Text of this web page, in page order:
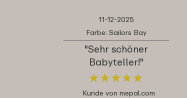
11-12-2025
Farbe: Sailors Bay
"Sehr schöner
Babyteller!"
★★★★★
★★★★★
Kunde von mepal.com